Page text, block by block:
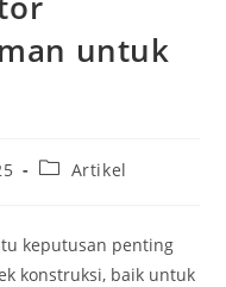
untuk
PostArtikel
keputusan penting
konstruksi, baik untuk